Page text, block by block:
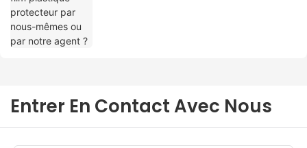
Entrer En Contact Avec Nous